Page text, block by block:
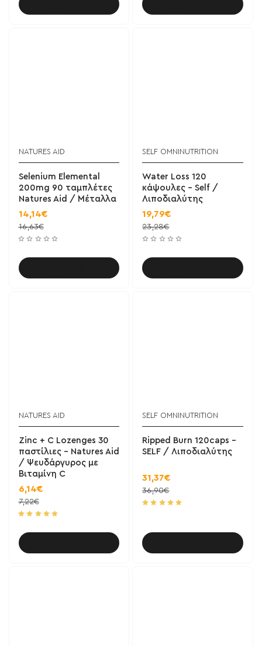
NATURES AID
Selenium Elemental
200mg 90 ταμπλέτες
Natures Aid / Μέταλλα
14,14€
16,63€
SELF OMNINUTRITION
Water Loss 120
κάψουλες - Self /
Λιποδιαλύτης
19,79€
23,28€
NATURES AID
Zinc + C Lozenges 30
παστίλιες - Natures Aid
/ Ψευδάργυρος με
Βιταμίνη C
6,14€
7,22€
SELF OMNINUTRITION
Ripped Burn 120caps -
SELF / Λιποδιαλύτης
31,37€
36,90€